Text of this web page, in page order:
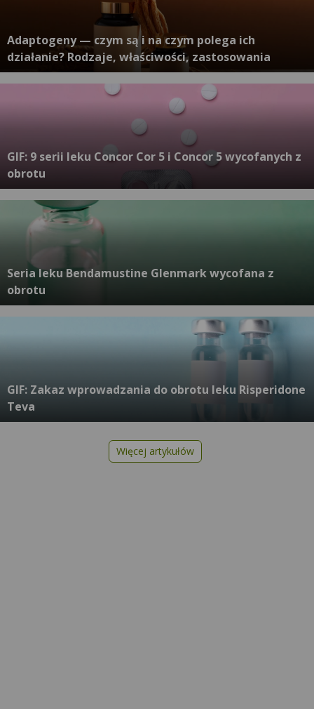
Adaptogeny — czym są i na czym polega ich
działanie? Rodzaje, właściwości, zastosowania
GIF: 9 serii leku Concor Cor 5 i Concor 5 wycofanych z
obrotu
Seria leku Bendamustine Glenmark wycofana z
obrotu
GIF: Zakaz wprowadzania do obrotu leku Risperidone
Teva
Więcej artykułów